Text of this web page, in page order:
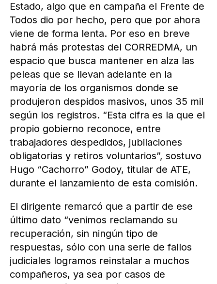
Estado, algo que en campaña el Frente de
Todos dio por hecho, pero que por ahora
viene de forma lenta. Por eso en breve
habrá más protestas del CORREDMA, un
espacio que busca mantener en alza las
peleas que se llevan adelante en la
mayoría de los organismos donde se
produjeron despidos masivos, unos 35 mil
según los registros. “Esta cifra es la que el
propio gobierno reconoce, entre
trabajadores despedidos, jubilaciones
obligatorias y retiros voluntarios”, sostuvo
Hugo “Cachorro” Godoy, titular de ATE,
durante el lanzamiento de esta comisión.
El dirigente remarcó que a partir de ese
último dato “venimos reclamando su
recuperación, sin ningún tipo de
respuestas, sólo con una serie de fallos
judiciales logramos reinstalar a muchos
compañeros, ya sea por casos de